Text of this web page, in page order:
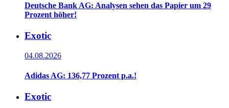
Deutsche Bank AG: Analysen sehen das Papier um 29
Prozent höher!
Exotic
04.08.2026
Adidas AG: 136,77 Prozent p.a.!
Exotic